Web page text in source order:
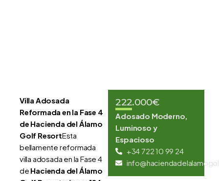
Villa Adosada
Reformada en la Fase 4
de Hacienda del Álamo
Golf ResortEsta
bellamente reformada
villa adosada en la Fase 4
de Hacienda del Álamo
222.000€
Adosado Moderno,
Luminoso y
Espacioso
+34 722 10 99 24